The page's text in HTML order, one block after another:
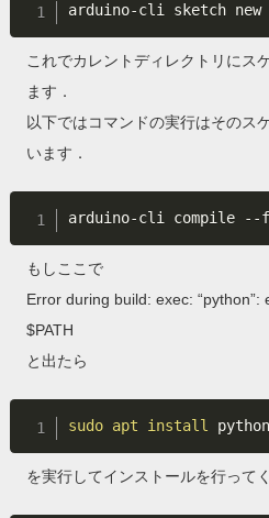
arduino-cli sketch new
これでカレントディレクトリにス
ます．
以下ではコマンドの実行はそのス
います．
arduino-cli compile --
もしここで
Error during build: exec:
$PATH
と出たら
sudo apt install
を実行してインストールを行って